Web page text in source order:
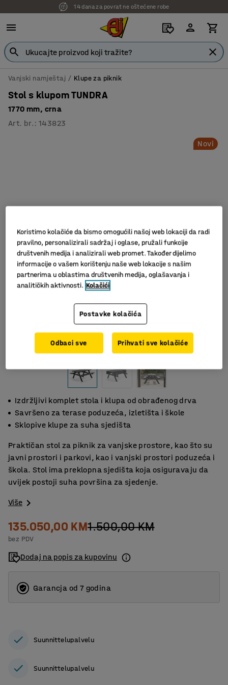
14 dana za povrat ne oštećene robe
Vanjski namještaj Klupe za piknik
Stol s klupom TUNDRA
1770 mm, crna
Art. br. :143823
Novi
Izdržljivi komplet stola i klupa od obrađenog drva
Savršeno za terase poduzeća, izletišta i škole
Sklopive klupe za suha sjedišta
Praktičan stol za piknik za vanjske prostore, kao što su
javni prostori i parkovi, kao i vanjski prostori poduzeća i
škola. Stol ima preklopna sjedišta koja osiguravaju da
uvijek postoji suha površina za sjedenje.
Više
135.050,00 KM1.500,00 KM
bez PDV
Dodaj na popis za kupovinu
Garancja od 7 godina
Suunnittelupalvelu
Suunnittelupalvelu
Koristimo kolačiće da bismo omogućili našoj web lokaciji da radi
pravilno, personalizirali sadržaj i oglase, pružali funkcije
društvenih medija i analizirali web promet. Također dijelimo
informacije o vašem korištenju naše web lokacije s našim
partnerima u oblastima društvenih medija, oglašavanja i
analitičkih aktivnosti. Kolačići
Postavke kolačića
Odbaci sve Prihvati sve kolačiće